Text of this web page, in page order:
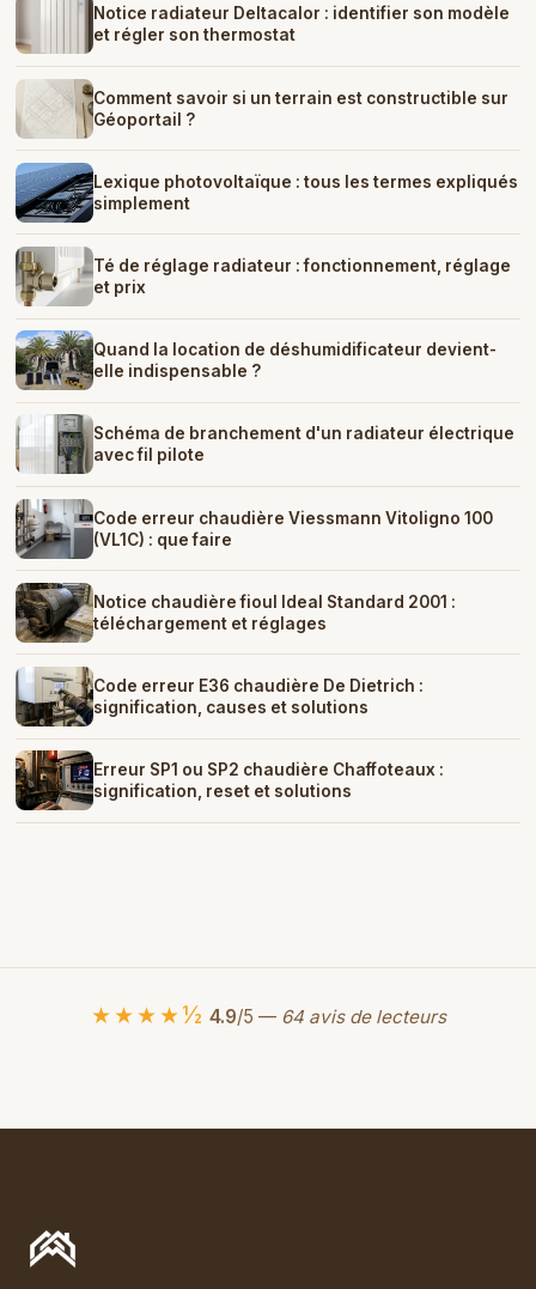
Notice radiateur Deltacalor : identifier son modèle
et régler son thermostat
Comment savoir si un terrain est constructible sur
Géoportail ?
Lexique photovoltaïque : tous les termes expliqués
simplement
Té de réglage radiateur : fonctionnement, réglage
et prix
Quand la location de déshumidificateur devient-
elle indispensable ?
Schéma de branchement d'un radiateur électrique
avec fil pilote
Code erreur chaudière Viessmann Vitoligno 100
(VL1C) : que faire
Notice chaudière fioul Ideal Standard 2001 :
téléchargement et réglages
Code erreur E36 chaudière De Dietrich :
signification, causes et solutions
Erreur SP1 ou SP2 chaudière Chaffoteaux :
signification, reset et solutions
★★★★½ 4.9/5 — 64 avis de lecteurs